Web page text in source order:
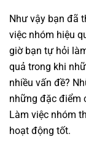
Như vậy bạn đã
việc nhóm hiệu
giờ bạn tự hỏi
quả trong khi
nhiều vấn đề?
những đặc điểm
Làm việc nhóm
hoạt động tốt.